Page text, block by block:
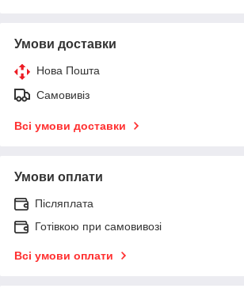
Умови доставки
Нова Пошта
Самовивіз
Всі умови доставки
Умови оплати
Післяплата
Готівкою при самовивозі
Всі умови оплати